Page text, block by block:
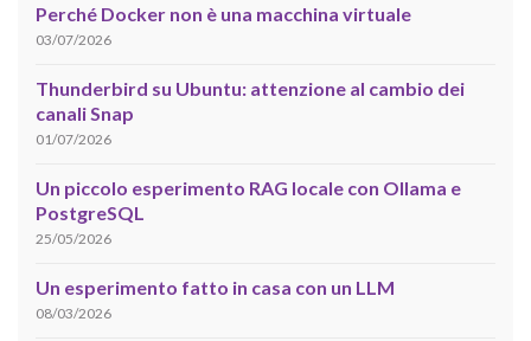
Perché Docker non è una macchina virtuale
03/07/2026
Thunderbird su Ubuntu: attenzione al cambio dei
canali Snap
01/07/2026
Un piccolo esperimento RAG locale con Ollama e
PostgreSQL
25/05/2026
Un esperimento fatto in casa con un LLM
08/03/2026